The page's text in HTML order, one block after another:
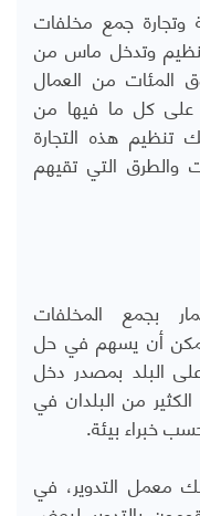
وتجارة جمع مخلفات
تنظيم وتدخل ماس من
المئات من العمال
على كل ما فيها من
تنظيم هذه التجارة
والطرق التي تقيهم
بجمع المخلفات
يمكن أن يسهم في حل
البلد بمصدر دخل
من البلدان في
خبراء بيئة.
معمل التدوير، في